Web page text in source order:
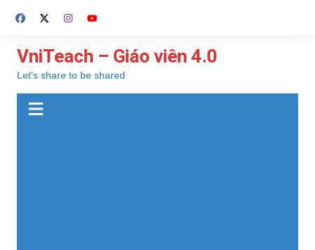
đến
dung
VniTeach – Giáo viên 4.0
Let's share to be shared